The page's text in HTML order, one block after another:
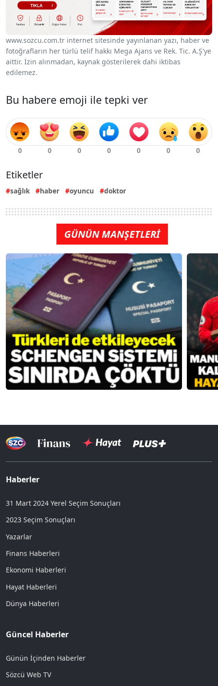
www.sozcu.com.tr internet sitesinde yayınlanan yazı, haber ve
fotoğrafların her türlü telif hakkı Mega Ajans ve Rek. Tic. A.Ş'ye
aittir. İzin alınmadan, kaynak gösterilerek dahi iktibas
edilemez.
Bu habere emoji ile tepki ver
Etiketler
sağlık haber oyuncu doktor
GÜNÜN MANŞETLERİ
Haberler
31 Mart 2024 Yerel Seçim Sonuçları
2023 Seçim Sonuçları
Yazarlar
Finans Haberleri
Ekonomi Haberleri
Hayat Haberleri
Dünya Haberleri
Güncel Haberler
Günün İçinden Haberler
Sözcü Web TV